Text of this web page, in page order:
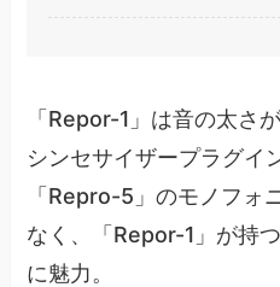
「Repor-1」は音の太さ
シンセサイザープラグイ
「Repro-5」のモノフォ
なく、「Repor-1」が持
に魅力。